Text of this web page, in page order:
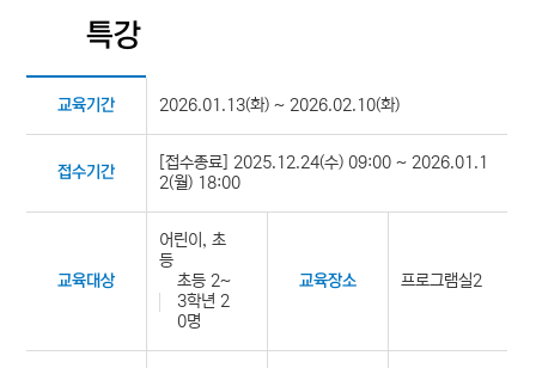
특강
교육기간 2026.01.13(화) ~ 2026.02.10(화)
접수기간
[접수종료] 2025.12.24(수) 09:00 ~ 2026.01.1
2(월) 18:00
교육대상
어린이, 초
등
초등 2~
3학년 2
0명
교육장소 프로그램실2